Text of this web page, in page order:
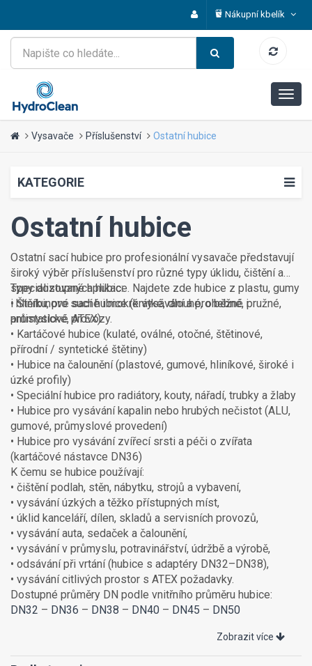
Nákupní kbelík
Vysavače Příslušenství Ostatní hubice
KATEGORIE
Ostatní hubice
Ostatní sací hubice pro profesionální vysavače představují
široký výběr příslušenství pro různé typy úklidu, čištění a
specializované aplikace. Najdete zde hubice z plastu, gumy
i hliníku, pro suché i mokré vysávání a pro běžné i
průmyslové provozy.
Typy dostupných hubic:
• Štěrbinové sací hubice (krátké, dlouhé, ohebné, pružné,
antistatické, ATEX)
• Kartáčové hubice (kulaté, oválné, otočné, štětinové,
přírodní / syntetické štětiny)
• Hubice na čalounění (plastové, gumové, hliníkové, široké i
úzké profily)
• Speciální hubice pro radiátory, kouty, nářadí, trubky a žlaby
• Hubice pro vysávání kapalin nebo hrubých nečistot (ALU,
gumové, průmyslové provedení)
• Hubice pro vysávání zvířecí srsti a péči o zvířata
(kartáčové nástavce DN36)
K čemu se hubice používají:
• čištění podlah, stěn, nábytku, strojů a vybavení,
• vysávání úzkých a těžko přístupných míst,
• úklid kanceláří, dílen, skladů a servisních provozů,
• vysávání auta, sedaček a čalounění,
• vysávání v průmyslu, potravinářství, údržbě a výrobě,
• odsávání při vrtání (hubice s adaptéry DN32–DN38),
• vysávání citlivých prostor s ATEX požadavky.
Dostupné průměry DN podle vnitřního průměru hubice:
DN32 – DN36 – DN38 – DN40 – DN45 – DN50
Zobrazit více